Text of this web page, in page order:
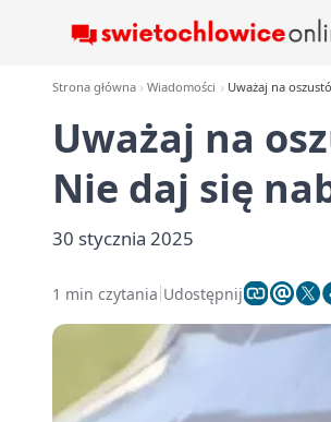
Strona główna Wiadomości Uważaj na
Uważaj na
Nie daj się
30 stycznia 2025
1 min czytania Udostępnij